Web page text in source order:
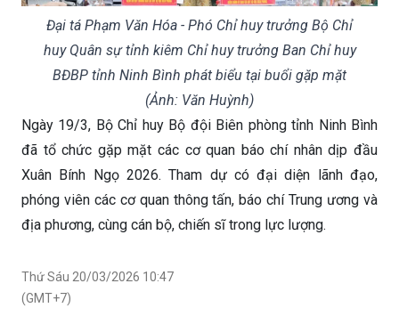
Đại tá Phạm Văn Hóa - Phó Chỉ huy trưởng Bộ Chỉ
huy Quân sự tỉnh kiêm Chỉ huy trưởng Ban Chỉ huy
BĐBP tỉnh Ninh Bình phát biểu tại buổi gặp mặt
(Ảnh: Văn Huỳnh)
Ngày 19/3, Bộ Chỉ huy Bộ đội Biên phòng tỉnh Ninh Bình
đã tổ chức gặp mặt các cơ quan báo chí nhân dịp đầu
Xuân Bính Ngọ 2026. Tham dự có đại diện lãnh đạo,
phóng viên các cơ quan thông tấn, báo chí Trung ương và
địa phương, cùng cán bộ, chiến sĩ trong lực lượng.
Thứ Sáu 20/03/2026 10:47
(GMT+7)